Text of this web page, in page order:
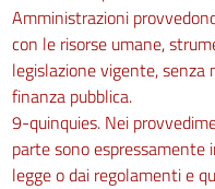
Amministrazioni
con le risorse umane,
legislazione vigente, senza
finanza pubblica.
9-quinquies. Nei
parte sono
legge o dai regolamenti e